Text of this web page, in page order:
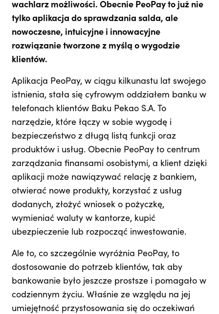
wachlarz możliwości. Obecnie PeoPay to już nie
tylko aplikacja do sprawdzania salda, ale
nowoczesne, intuicyjne i innowacyjne
rozwiązanie tworzone z myślą o wygodzie
klientów.
Aplikacja PeoPay, w ciągu kilkunastu lat swojego
istnienia, stała się cyfrowym oddziałem banku w
telefonach klientów Baku Pekao S.A. To
narzędzie, które łączy w sobie wygodę i
bezpieczeństwo z długą listą funkcji oraz
produktów i usług. Obecnie PeoPay to centrum
zarządzania finansami osobistymi, a klient dzięki
aplikacji może nawiązywać relację z bankiem,
otwierać nowe produkty, korzystać z usług
dodanych, złożyć wniosek o pożyczkę,
wymieniać waluty w kantorze, kupić
ubezpieczenie lub rozpocząć inwestowanie.
Ale to, co szczególnie wyróżnia PeoPay, to
dostosowanie do potrzeb klientów, tak aby
bankowanie było jeszcze prostsze i pomagało w
codziennym życiu. Właśnie ze względu na jej
umiejętność przystosowania się do oczekiwań